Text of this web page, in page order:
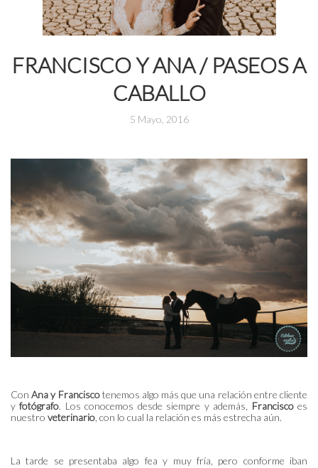
FRANCISCO Y ANA / PASEOS A
CABALLO
5 Mayo, 2016
ConAna y Franciscotenemos algo más que una relación entre cliente
yfotógrafo. Los conocemos desde siempre y además, Franciscoes
nuestro veterinario , con lo cual la relación es más estrecha aún.
La tarde se presentaba algo fea y muy fría, pero conforme iban